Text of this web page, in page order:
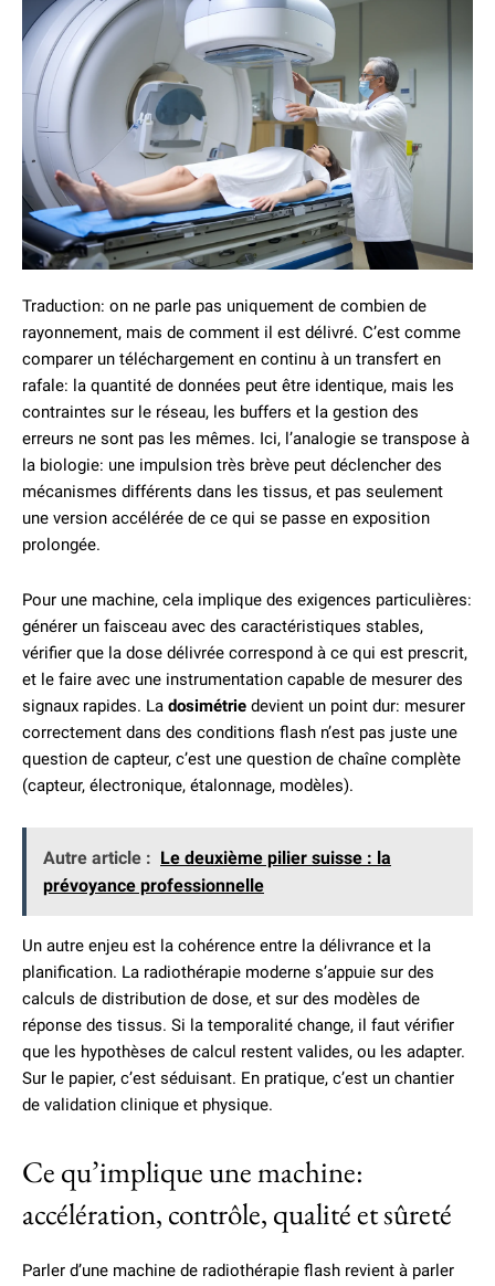
Traduction: on ne parle pas uniquement de combien de
rayonnement, mais de comment il est délivré. C’est comme
comparer un téléchargement en continu à un transfert en
rafale: la quantité de données peut être identique, mais les
contraintes sur le réseau, les buffers et la gestion des
erreurs ne sont pas les mêmes. Ici, l’analogie se transpose à
la biologie: une impulsion très brève peut déclencher des
mécanismes différents dans les tissus, et pas seulement
une version accélérée de ce qui se passe en exposition
prolongée.
Pour une machine, cela implique des exigences particulières:
générer un faisceau avec des caractéristiques stables,
vérifier que la dose délivrée correspond à ce qui est prescrit,
et le faire avec une instrumentation capable de mesurer des
signaux rapides. La dosimétrie devient un point dur: mesurer
correctement dans des conditions flash n’est pas juste une
question de capteur, c’est une question de chaîne complète
(capteur, électronique, étalonnage, modèles).
Autre article : Le deuxième pilier suisse : la
prévoyance professionnelle
Un autre enjeu est la cohérence entre la délivrance et la
planification. La radiothérapie moderne s’appuie sur des
calculs de distribution de dose, et sur des modèles de
réponse des tissus. Si la temporalité change, il faut vérifier
que les hypothèses de calcul restent valides, ou les adapter.
Sur le papier, c’est séduisant. En pratique, c’est un chantier
de validation clinique et physique.
Ce qu’implique une machine:
accélération, contrôle, qualité et sûreté
Parler d’une machine de radiothérapie flash revient à parler